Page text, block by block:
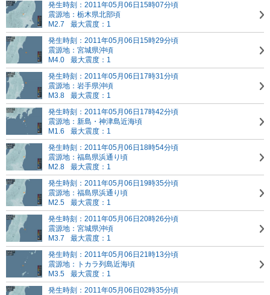
発生時刻：2011年05月06日15時07分頃
震源地：栃木県北部頃
M2.7
最大震度：1
発生時刻：2011年05月06日15時29分頃
震源地：宮城県沖頃
M4.0
最大震度：1
発生時刻：2011年05月06日17時31分頃
震源地：岩手県沖頃
M3.8
最大震度：1
発生時刻：2011年05月06日17時42分頃
震源地：新島・神津島近海頃
M1.6
最大震度：1
発生時刻：2011年05月06日18時54分頃
震源地：福島県浜通り頃
M2.8
最大震度：1
発生時刻：2011年05月06日19時35分頃
震源地：福島県浜通り頃
M2.5
最大震度：1
発生時刻：2011年05月06日20時26分頃
震源地：宮城県沖頃
M3.7
最大震度：1
発生時刻：2011年05月06日21時13分頃
震源地：トカラ列島近海頃
M3.5
最大震度：1
発生時刻：2011年05月06日02時35分頃